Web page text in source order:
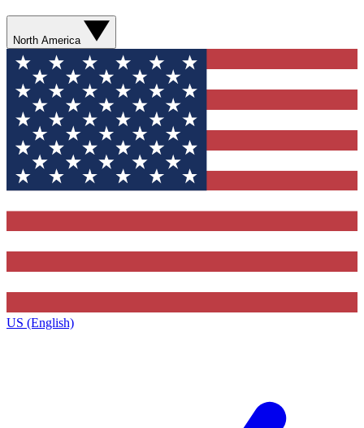
North America
US (English)